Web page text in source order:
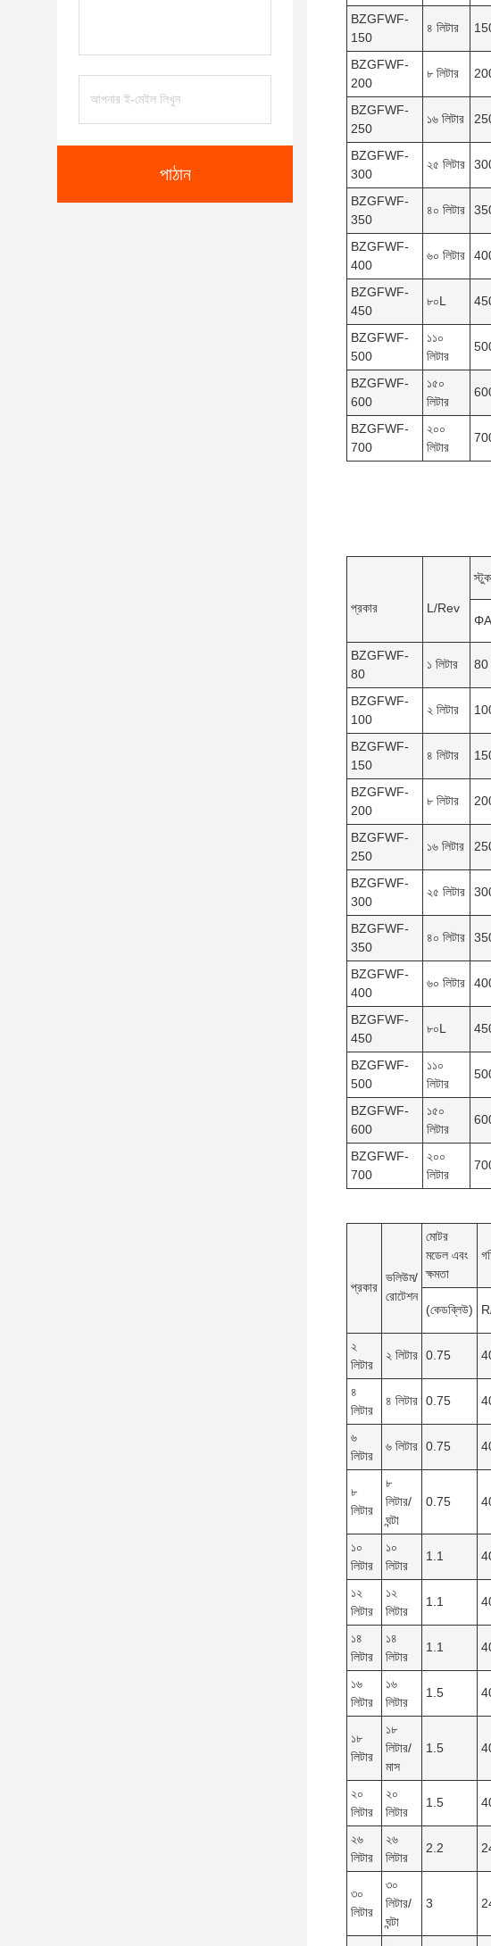
পাঠান
BZGFWF-
150
৪ লিটার
BZGFWF-
200
৮ লিটার
BZGFWF-
250
১৬ লিটার
BZGFWF-
300
২৫ লিটার
BZGFWF-
350
৪০ লিটার
BZGFWF-
400
৬০ লিটার
BZGFWF-
450
৮০L
BZGFWF-
500
১১০
লিটার
BZGFWF-
600
১৫০
লিটার
BZGFWF-
700
২০০
লিটার
প্রকার L/Rev
ΦA
BZGFWF-
80
১ লিটার 80
BZGFWF-
100
২ লিটার
BZGFWF-
150
৪ লিটার
BZGFWF-
200
৮ লিটার
BZGFWF-
250
১৬ লিটার
BZGFWF-
300
২৫ লিটার
BZGFWF-
350
৪০ লিটার
BZGFWF-
400
৬০ লিটার
BZGFWF-
450
৮০L
BZGFWF-
500
১১০
লিটার
BZGFWF-
600
১৫০
লিটার
BZGFWF-
700
২০০
লিটার
প্রকার
ভলিউম/
রোটেশন
মোটর
মডেল এবং
ক্ষমতা
(কেডব্লিউ)
২
লিটার
২ লিটার 0.75
৪
লিটার
৪ লিটার 0.75
৬
লিটার
৬ লিটার 0.75
৮
লিটার
৮
লিটার/
ঘন্টা
0.75
১০
লিটার
১০
লিটার
1.1
১২
লিটার
১২
লিটার
1.1
১৪
লিটার
১৪
লিটার
1.1
১৬
লিটার
১৬
লিটার
1.5
১৮
লিটার
১৮
লিটার/
মাস
1.5
২০
লিটার
২০
লিটার
1.5
২৬
লিটার
২৬
লিটার
2.2
৩০
লিটার
৩০
লিটার/
ঘন্টা
3